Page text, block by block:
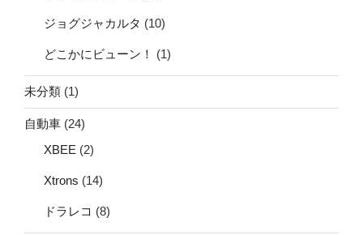
ジョグジャカルタ (10)
どこかにビューン！ (1)
未分類 (1)
自動車 (24)
XBEE (2)
Xtrons (14)
ドラレコ (8)